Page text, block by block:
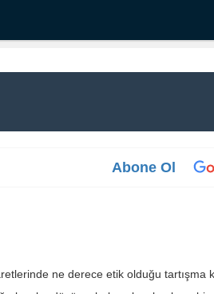
Abone Ol
ne derece etik olduğu